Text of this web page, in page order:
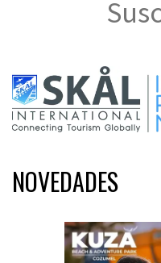
NOVEDADES